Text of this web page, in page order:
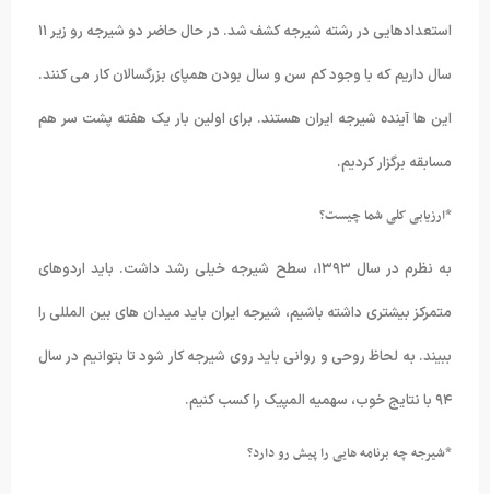
استعدادهایی در رشته شیرجه کشف شد. در حال حاضر دو شیرجه رو زیر ۱۱
سال داریم که با وجود کم سن و سال بودن همپای بزرگسالان کار می کنند.
این ها آینده شیرجه ایران هستند. برای اولین بار یک هفته پشت سر هم
مسابقه برگزار کردیم.
*ارزیابی کلی شما چیست؟
به نظرم در سال ۱۳۹۳، سطح شیرجه خیلی رشد داشت. باید اردوهای
متمرکز بیشتری داشته باشیم، شیرجه ایران باید میدان های بین المللی را
ببیند. به لحاظ روحی و روانی باید روی شیرجه کار شود تا بتوانیم در سال
۹۴ با نتایج خوب، سهمیه المپیک را کسب کنیم.
*شیرجه چه برنامه هایی را پیش رو دارد؟